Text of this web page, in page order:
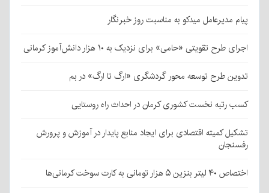
پیام مدیرعامل میدکو به مناسبت روز خبرنگار
اجرای طرح تقویتی «حامی» برای نزدیک به ۱۰ هزار دانش‌آموز کرمانی
تدوین طرح توسعه محور گردشگری «ارگ تا ارگ» در بم
کسب رتبه نخست کشوری کرمان در احداث راه روستایی
تشکیل کمیته اقتصادی برای ایجاد منابع پایدار در آموزش و پرورش
رفسنجان
اختصاص ۴۰ لیتر بنزین ۵ هزار تومانی به کارت سوخت کرمانی‌ها